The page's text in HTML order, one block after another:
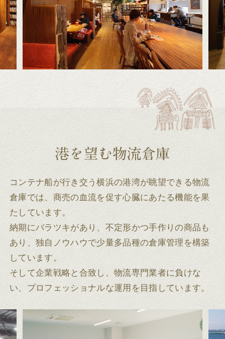
コンテナ船が行き交う横浜の港湾が眺望できる物流
倉庫では、商売の血流を促す心臓にあたる機能を果
たしています。
納期にバラツキがあり、不定形かつ手作りの商品も
あり、独自ノウハウで少量多品種の倉庫管理を構築
しています。
そして企業戦略と合致し、物流専門業者に負けな
い、プロフェッショナルな運用を目指しています。